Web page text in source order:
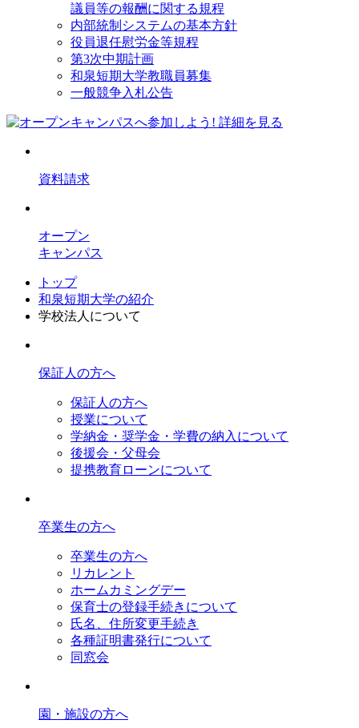
議員等の報酬に関する規程
内部統制システムの基本方針
役員退任慰労金等規程
第3次中期計画
和泉短期大学教職員募集
一般競争入札公告
資料請求
オープン
キャンパス
トップ
和泉短期大学の紹介
学校法人について
保証人の方へ
保証人の方へ
授業について
学納金・奨学金・学費の納入について
後援会・父母会
提携教育ローンについて
卒業生の方へ
卒業生の方へ
リカレント
ホームカミングデー
保育士の登録手続きについて
氏名、住所変更手続き
各種証明書発行について
同窓会
園・施設の方へ